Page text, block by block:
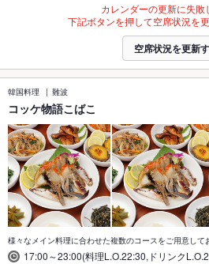
カレンダーの更新に失敗
下記ボタンを押して空席状況を
空席状況を更新
韓国料理 難波
コッケ物語こばこ
様々なメイン料理に合わせた複数のコースをご用意して
17:00～23:00(料理L.O.22:30,ドリンク